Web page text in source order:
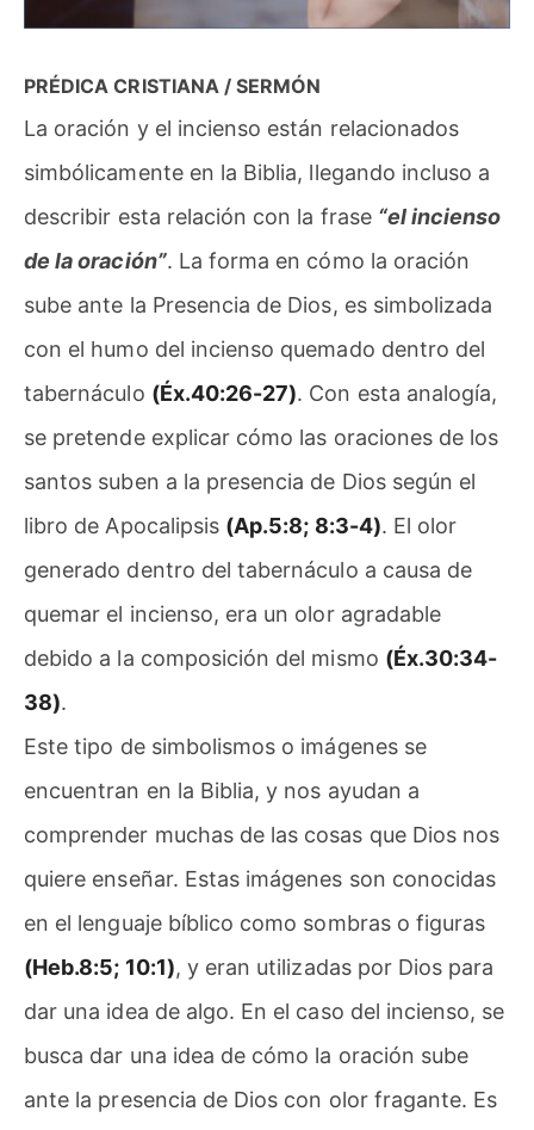
PRÉDICA CRISTIANA / SERMÓN
La oración y el incienso están relacionados
simbólicamente en la Biblia, llegando incluso a
describir esta relación con la frase “el incienso
de la oración”. La forma en cómo la oración
sube ante la Presencia de Dios, es simbolizada
con el humo del incienso quemado dentro del
tabernáculo (Éx.40:26-27). Con esta analogía,
se pretende explicar cómo las oraciones de los
santos suben a la presencia de Dios según el
libro de Apocalipsis (Ap.5:8; 8:3-4). El olor
generado dentro del tabernáculo a causa de
quemar el incienso, era un olor agradable
debido a la composición del mismo (Éx.30:34-
38).
Este tipo de simbolismos o imágenes se
encuentran en la Biblia, y nos ayudan a
comprender muchas de las cosas que Dios nos
quiere enseñar. Estas imágenes son conocidas
en el lenguaje bíblico como sombras o figuras
(Heb.8:5; 10:1), y eran utilizadas por Dios para
dar una idea de algo. En el caso del incienso, se
busca dar una idea de cómo la oración sube
ante la presencia de Dios con olor fragante. Es